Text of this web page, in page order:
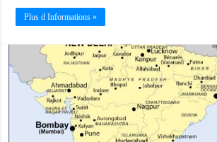
Plus d Informations »